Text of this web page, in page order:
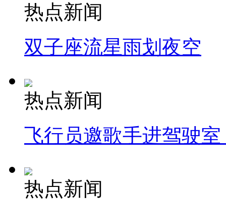
热点新闻
双子座流星雨划夜空
热点新闻
飞行员邀歌手进驾驶
热点新闻